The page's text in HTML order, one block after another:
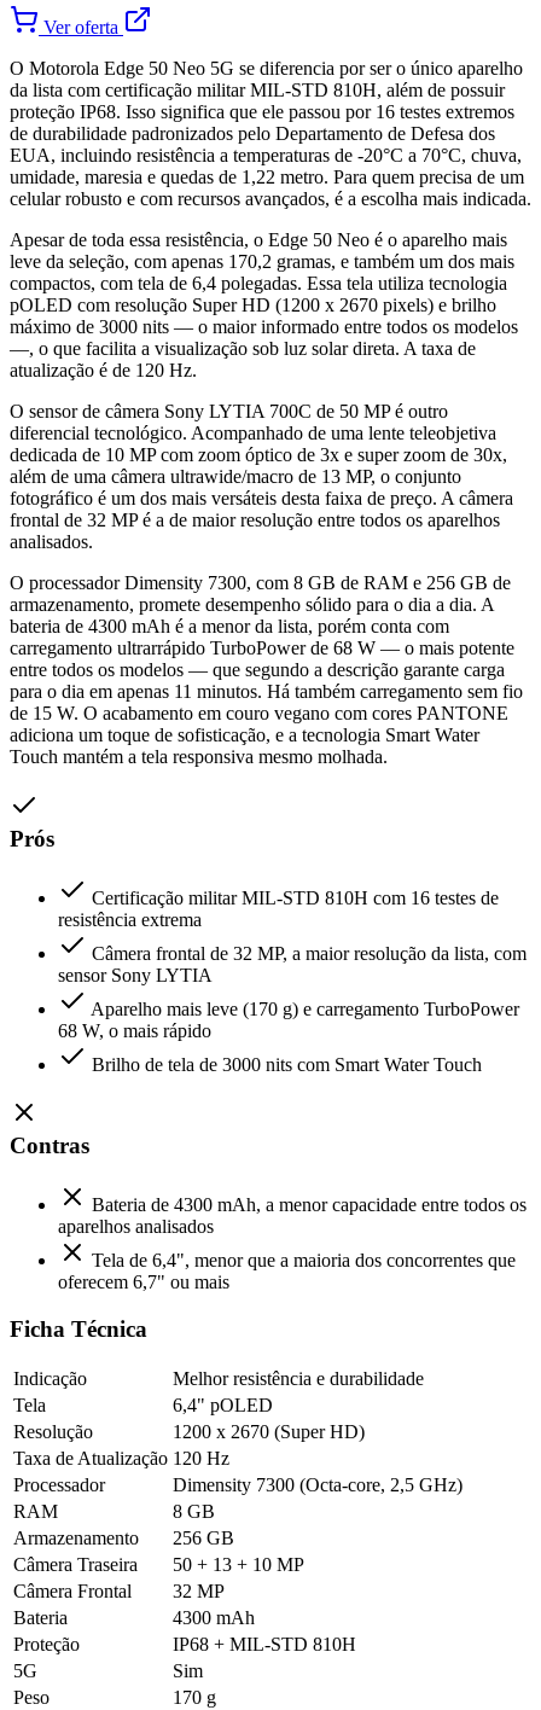
Ver oferta
O Motorola Edge 50 Neo 5G se diferencia por ser o único aparelho
da lista com certificação militar MIL-STD 810H, além de possuir
proteção IP68. Isso significa que ele passou por 16 testes extremos
de durabilidade padronizados pelo Departamento de Defesa dos
EUA, incluindo resistência a temperaturas de -20°C a 70°C, chuva,
umidade, maresia e quedas de 1,22 metro. Para quem precisa de um
celular robusto e com recursos avançados, é a escolha mais indicada.
Apesar de toda essa resistência, o Edge 50 Neo é o aparelho mais
leve da seleção, com apenas 170,2 gramas, e também um dos mais
compactos, com tela de 6,4 polegadas. Essa tela utiliza tecnologia
pOLED com resolução Super HD (1200 x 2670 pixels) e brilho
máximo de 3000 nits — o maior informado entre todos os modelos
—, o que facilita a visualização sob luz solar direta. A taxa de
atualização é de 120 Hz.
O sensor de câmera Sony LYTIA 700C de 50 MP é outro
diferencial tecnológico. Acompanhado de uma lente teleobjetiva
dedicada de 10 MP com zoom óptico de 3x e super zoom de 30x,
além de uma câmera ultrawide/macro de 13 MP, o conjunto
fotográfico é um dos mais versáteis desta faixa de preço. A câmera
frontal de 32 MP é a de maior resolução entre todos os aparelhos
analisados.
O processador Dimensity 7300, com 8 GB de RAM e 256 GB de
armazenamento, promete desempenho sólido para o dia a dia. A
bateria de 4300 mAh é a menor da lista, porém conta com
carregamento ultrarrápido TurboPower de 68 W — o mais potente
entre todos os modelos — que segundo a descrição garante carga
para o dia em apenas 11 minutos. Há também carregamento sem fio
de 15 W. O acabamento em couro vegano com cores PANTONE
adiciona um toque de sofisticação, e a tecnologia Smart Water
Touch mantém a tela responsiva mesmo molhada.
Prós
Certificação militar MIL-STD 810H com 16 testes de
resistência extrema
Câmera frontal de 32 MP, a maior resolução da lista, com
sensor Sony LYTIA
Aparelho mais leve (170 g) e carregamento TurboPower
68 W, o mais rápido
Brilho de tela de 3000 nits com Smart Water Touch
Contras
Bateria de 4300 mAh, a menor capacidade entre todos os
aparelhos analisados
Tela de 6,4", menor que a maioria dos concorrentes que
oferecem 6,7" ou mais
Ficha Técnica
Indicação
Melhor resistência e durabilidade
Tela
6,4" pOLED
Resolução
1200 x 2670 (Super HD)
Taxa de Atualização 120 Hz
Processador
Dimensity 7300 (Octa-core, 2,5 GHz)
RAM
8 GB
Armazenamento
256 GB
Câmera Traseira
50 + 13 + 10 MP
Câmera Frontal
32 MP
Bateria
4300 mAh
Proteção
IP68 + MIL-STD 810H
5G
Sim
Peso
170 g